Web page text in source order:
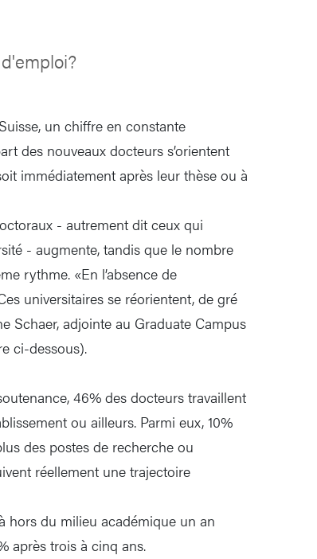
un chiffre en constante
des nouveaux docteurs s’orientent
immédiatement après leur thèse ou à
- autrement dit ceux qui
- augmente, tandis que le nombre
rythme. «En l’absence de
universitaires se réorientent, de gré
Schaer, adjointe au Graduate Campus
ci-dessous).
46% des docteurs travaillent
ou ailleurs. Parmi eux, 10%
des postes de recherche ou
réellement une trajectoire
hors du milieu académique un an
après trois à cinq ans.